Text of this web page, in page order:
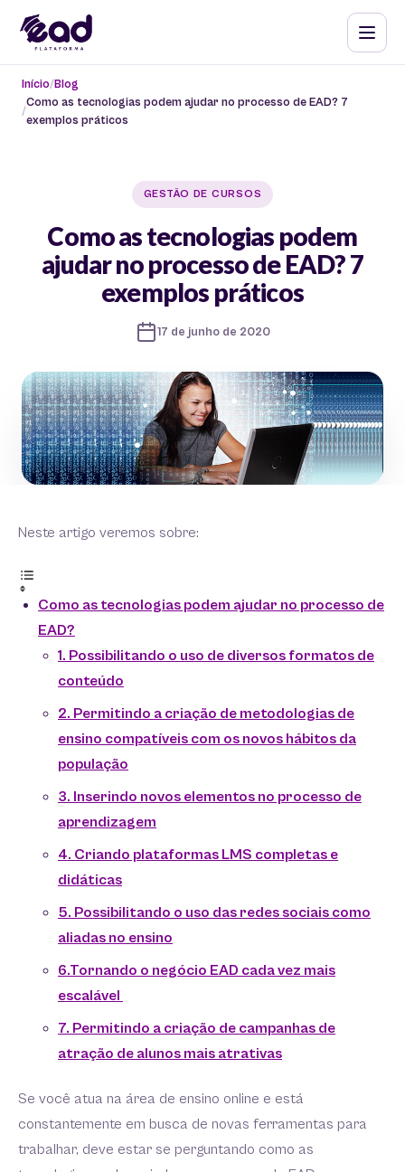
Início Blog
Como as tecnologias podem ajudar no processo de EAD? 7
exemplos práticos
GESTÃO DE CURSOS
Como as tecnologias podem
ajudar no processo de EAD? 7
exemplos práticos
17 de junho de 2020
Neste artigo veremos sobre:
Como as tecnologias podem ajudar no processo de
EAD?
1. Possibilitando o uso de diversos formatos de
conteúdo
2. Permitindo a criação de metodologias de
ensino compatíveis com os novos hábitos da
população
3. Inserindo novos elementos no processo de
aprendizagem
4. Criando plataformas LMS completas e
didáticas
5. Possibilitando o uso das redes sociais como
aliadas no ensino
6.Tornando o negócio EAD cada vez mais
escalável
7. Permitindo a criação de campanhas de
atração de alunos mais atrativas
Se você atua na área de ensino online e está
constantemente em busca de novas ferramentas para
trabalhar, deve estar se perguntando como as